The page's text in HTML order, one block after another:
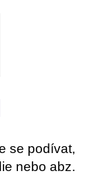
se podívat,
nebo abz.